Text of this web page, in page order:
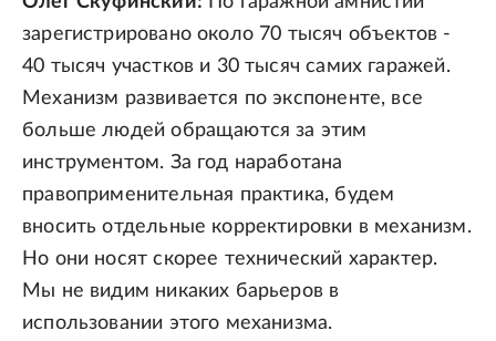
зарегистрировано около 70 тысяч объектов -
40 тысяч участков и 30 тысяч самих гаражей.
Механизм развивается по экспоненте, все
больше людей обращаются за этим
инструментом. За год наработана
правоприменительная практика, будем
вносить отдельные корректировки в механизм.
Но они носят скорее технический характер.
Мы не видим никаких барьеров в
использовании этого механизма.